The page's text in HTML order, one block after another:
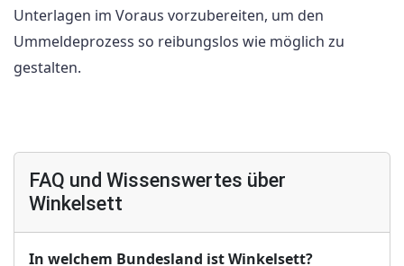
Unterlagen im Voraus vorzubereiten, um den
Ummeldeprozess so reibungslos wie möglich zu
gestalten.
FAQ und Wissenswertes über
Winkelsett
In welchem Bundesland ist Winkelsett?